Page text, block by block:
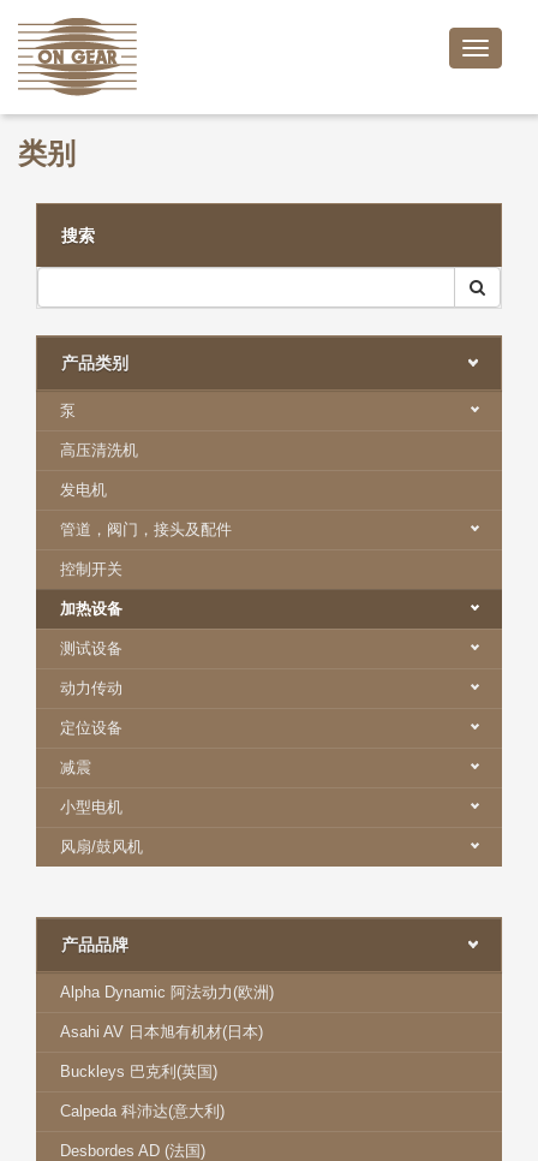
Toggle
类别
搜索
产品类别
泵
高压清洗机
发电机
管道，阀门，接头及配件
控制开关
加热设备
测试设备
动力传动
定位设备
减震
小型电机
风扇/鼓风机
产品品牌
Alpha Dynamic 阿法动力(欧洲)
Asahi AV 日本旭有机材(日本)
Buckleys 巴克利(英国)
Calpeda 科沛达(意大利)
Desbordes AD (法国)